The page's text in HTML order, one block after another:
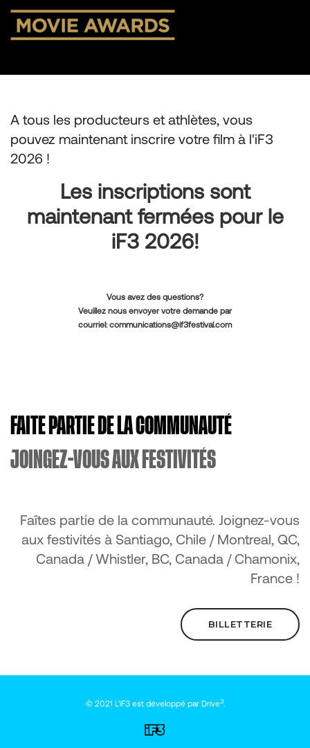
A tous les producteurs et athlètes, vous
pouvez maintenant inscrire votre film à l'iF3
2026 !
Les inscriptions sont
maintenant fermées pour le
iF3 2026!
Vous avez des questions?
Veuillez nous envoyer votre demande par
courriel:communications@if3festival.com
FAITE PARTIE DE LA COMMUNAUTÉ
JOINGEZ-VOUS AUX FESTIVITÉS
Faîtes partie de la communauté. Joignez-vous
aux festivités à Santiago, Chile / Montreal, QC,
Canada / Whistler, BC, Canada / Chamonix,
France !
BILLETTERIE
© 2021 L'iF3 est développé par Drive3.